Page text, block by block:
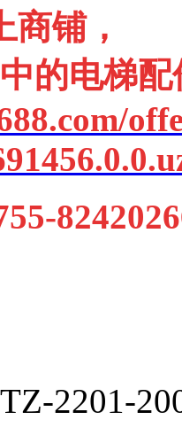
铺，
的电梯配
2201-